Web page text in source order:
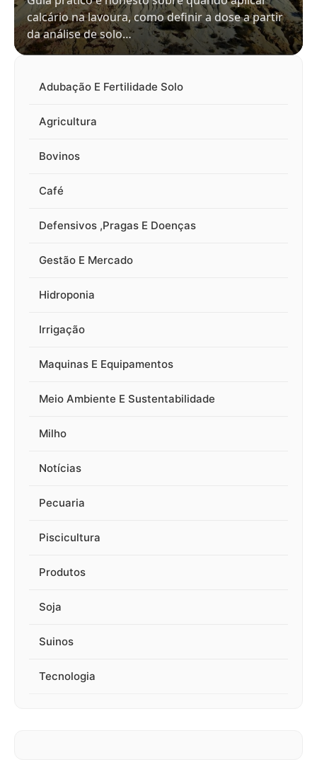
calcário na lavoura, como definir a dose a partir
da análise de solo…
Adubação E Fertilidade Solo
Agricultura
Bovinos
Café
Defensivos ,Pragas E Doenças
Gestão E Mercado
Hidroponia
Irrigação
Maquinas E Equipamentos
Meio Ambiente E Sustentabilidade
Milho
Notícias
Pecuaria
Piscicultura
Produtos
Soja
Suinos
Tecnologia